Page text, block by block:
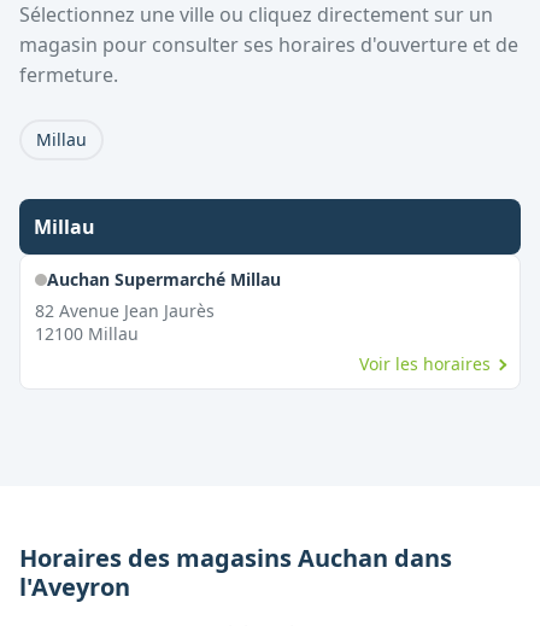
Sélectionnez une ville ou cliquez directement sur un
magasin pour consulter ses horaires d'ouverture et de
fermeture.
Millau
Millau
Auchan Supermarché Millau
82 Avenue Jean Jaurès
12100 Millau
Voir les horaires
Horaires des magasinsAuchan dans
l'Aveyron